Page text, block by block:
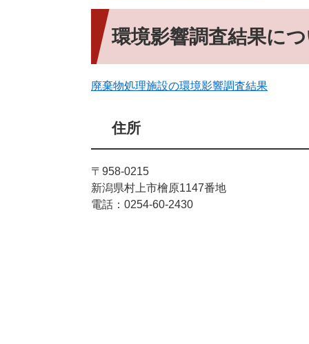
環境影響調査結果に
廃棄物処理施設の環境影響調査結果
住所
〒958-0215
新潟県村上市檜原1147番地
電話：0254-60-2430